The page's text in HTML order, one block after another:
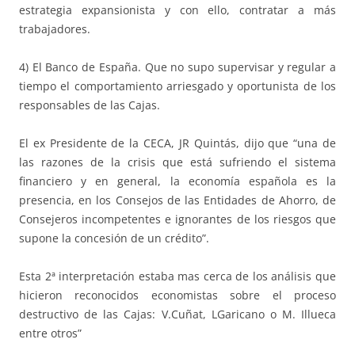
estrategia expansionista y con ello, contratar a más
trabajadores.
4) El Banco de España. Que no supo supervisar y regular a
tiempo el comportamiento arriesgado y oportunista de los
responsables de las Cajas.
El ex Presidente de la CECA, JR Quintás, dijo que “una de
las razones de la crisis que está sufriendo el sistema
financiero y en general, la economía española es la
presencia, en los Consejos de las Entidades de Ahorro, de
Consejeros incompetentes e ignorantes de los riesgos que
supone la concesión de un crédito”.
Esta 2ª interpretación estaba mas cerca de los análisis que
hicieron reconocidos economistas sobre el proceso
destructivo de las Cajas: V.Cuñat, LGaricano o M. Illueca
entre otros”